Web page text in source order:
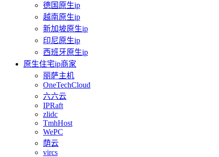
德国原生ip
越南原生ip
新加坡原生ip
印尼原生ip
西班牙原生ip
原生住宅ip商家
丽萨主机
OneTechCloud
六六云
IPRaft
zlidc
TmhHost
WePC
荫云
vircs